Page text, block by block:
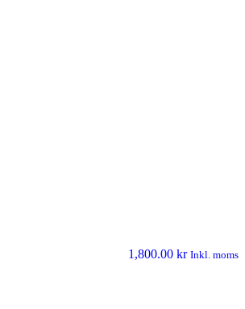
1,800.00 kr Inkl. moms